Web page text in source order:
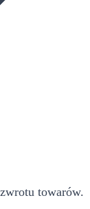
towarów.